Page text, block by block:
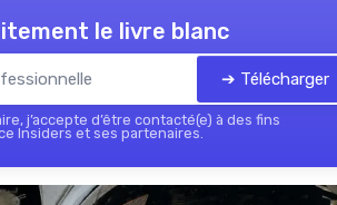
le livre blanc
➔ Télécharger
j’accepte d’être contacté(e) à des fins
Insiders et ses partenaires.